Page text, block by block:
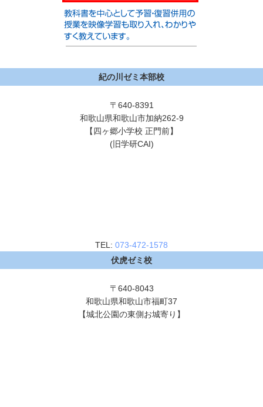
紀の川ゼミ本部校
〒640-8391
和歌山県和歌山市加納262-9
【四ヶ郷小学校 正門前】
(旧学研CAI)
TEL: 073-472-1578
伏虎ゼミ校
〒640-8043
和歌山県和歌山市福町37
【城北公園の東側お城寄り】